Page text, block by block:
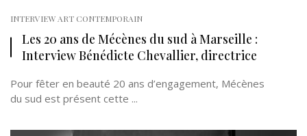
INTERVIEW ART CONTEMPORAIN
Les 20 ans de Mécènes du sud à Marseille :
Interview Bénédicte Chevallier, directrice
Pour fêter en beauté 20 ans d’engagement, Mécènes
du sud est présent cette ...